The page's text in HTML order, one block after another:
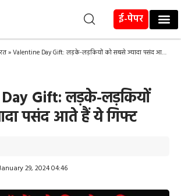
ई-पेपर
»Valentine Day Gift: लड़के-लड़कियों को सबसे ज्यादा पसंद आते हैं ये गिफ्ट
Gift: लड़के-लड़कियों
पसंद आते हैं ये गिफ्ट
29, 2024 04:46